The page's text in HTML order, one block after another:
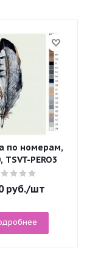
по номерам,
TSVT-PERO3
руб./шт